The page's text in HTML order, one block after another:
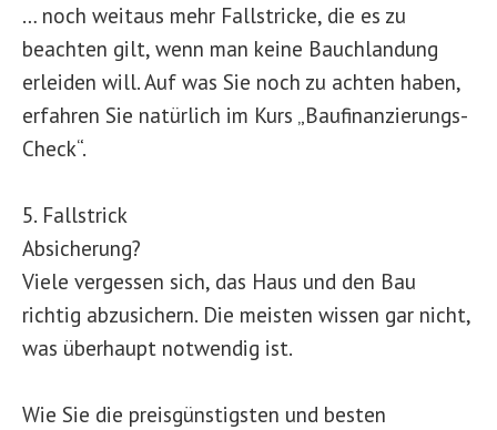
… noch weitaus mehr Fallstricke, die es zu
beachten gilt, wenn man keine Bauchlandung
erleiden will. Auf was Sie noch zu achten haben,
erfahren Sie natürlich im Kurs „Baufinanzierungs-
Check“.
5. Fallstrick
Absicherung?
Viele vergessen sich, das Haus und den Bau
richtig abzusichern. Die meisten wissen gar nicht,
was überhaupt notwendig ist.
Wie Sie die preisgünstigsten und besten